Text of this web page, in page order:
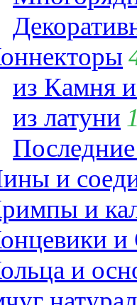
из Камня
из латуни
и
и
и